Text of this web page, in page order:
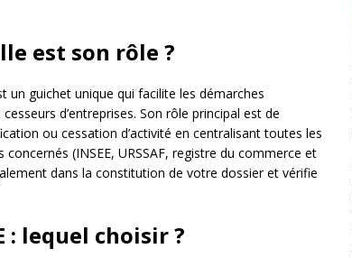
est son rôle ?
un guichet unique qui facilite les démarches
d’entreprises. Son rôle principal est de
ou cessation d’activité en centralisant toutes les
(INSEE, URSSAF, registre du commerce et
dans la constitution de votre dossier et vérifie
: lequel choisir ?